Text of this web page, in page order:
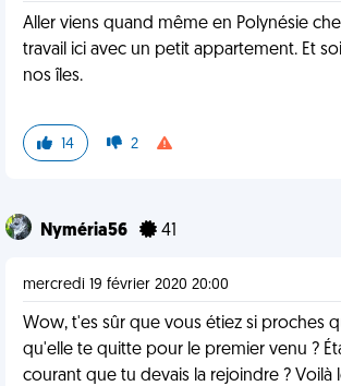
Aller viens quand même en Polynésie
travail ici avec un petit appartement. Et
nos îles.
14 2
Nyméria56 41
mercredi 19 février 2020 20:00
Wow, t'es sûr que vous étiez si proches
qu'elle te quitte pour le premier venu ?
courant que tu devais la rejoindre ? Voilà